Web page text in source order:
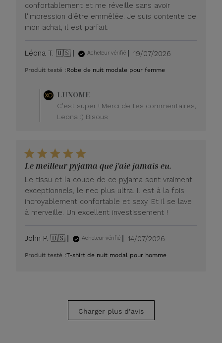
confortablement et me réveille sans avoir
l'impression d'être emmêlée. Je suis contente de
mon achat, il est parfait.
Léona T. 🇺🇸 Acheteur vérifié
Date
publication
19/07/2026
Produit testé :Robe de nuit modale pour femme
du
LUXOME
le
lundi
20
juillet
2026
LUXOME
C'est super ! Merci de tes commentaires,
Leona :) Bisous
Le meilleur pyjama que j'aie jamais eu.
Le tissu et la coupe de ce pyjama sont vraiment
exceptionnels, le nec plus ultra. Il est à la fois
incroyablement confortable et sexy. Et il se lave
à merveille. Un excellent investissement !
John P. 🇺🇸 Acheteur vérifié
Date
publication
14/07/2026
Produit testé :T-shirt de nuit modal pour homme
Charger plus d’avis